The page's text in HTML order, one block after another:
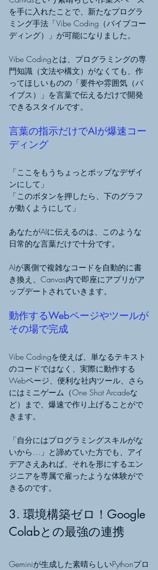
を手に入れたことで、新たなプログラ
ミング手法「Vibe Coding（バイブコー
ディング）」が可能になりました。
Vibe Codingとは、プログラミングの専
門知識（文法や構文）がなくても、作
ってほしいものの「要件や雰囲気（バ
イブス）」を言葉で伝えるだけで開発
できるスタイルです。
言葉の指示だけでAIが爆速コー
ディング
「ここをもうちょっとポップなデザイ
ンにして」
「このボタンを押したら、下のグラフ
が動くようにして」
あなたがAIに伝えるのは、このような
日常的な言葉だけで十分です。
AIが裏側で複雑なコードを自動的に書
き換え、Canvas内で即座にアプリがア
ップデートされていきます。
動作するWebページやツールが
その場で完成
Vibe Codingを使えば、単なるテキスト
のコードではなく、実際に動作する
Webページ、便利な社内ツール、さら
にはミニゲーム（One Shot Arcadeな
ど）まで、爆速で作り上げることがで
きます。
「自分にはプログラミングスキルがな
いから…」と諦めていた方でも、アイ
デアさえあれば、それを形にするエン
ジニアを専属で雇ったような体験がで
きるのです。
3. 環境構築ゼロ！Google
Colabとの最強の連携
Geminiが生成した素晴らしいPythonプロ